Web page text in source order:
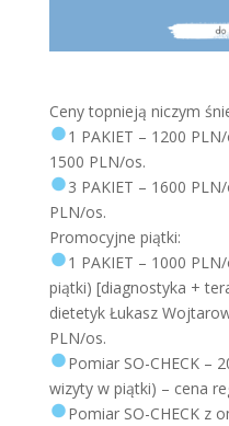
Ceny topnieją niczym
1 PAKIET – 1200
1500 PLN/os.
3 PAKIET – 1600
PLN/os.
Promocyjne piątki:
1 PAKIET – 1000
piątki) [diagnostyka +
dietetyk Łukasz
PLN/os.
Pomiar SO-CHECK –
wizyty w piątki) – cena
Pomiar SO-CHECK z